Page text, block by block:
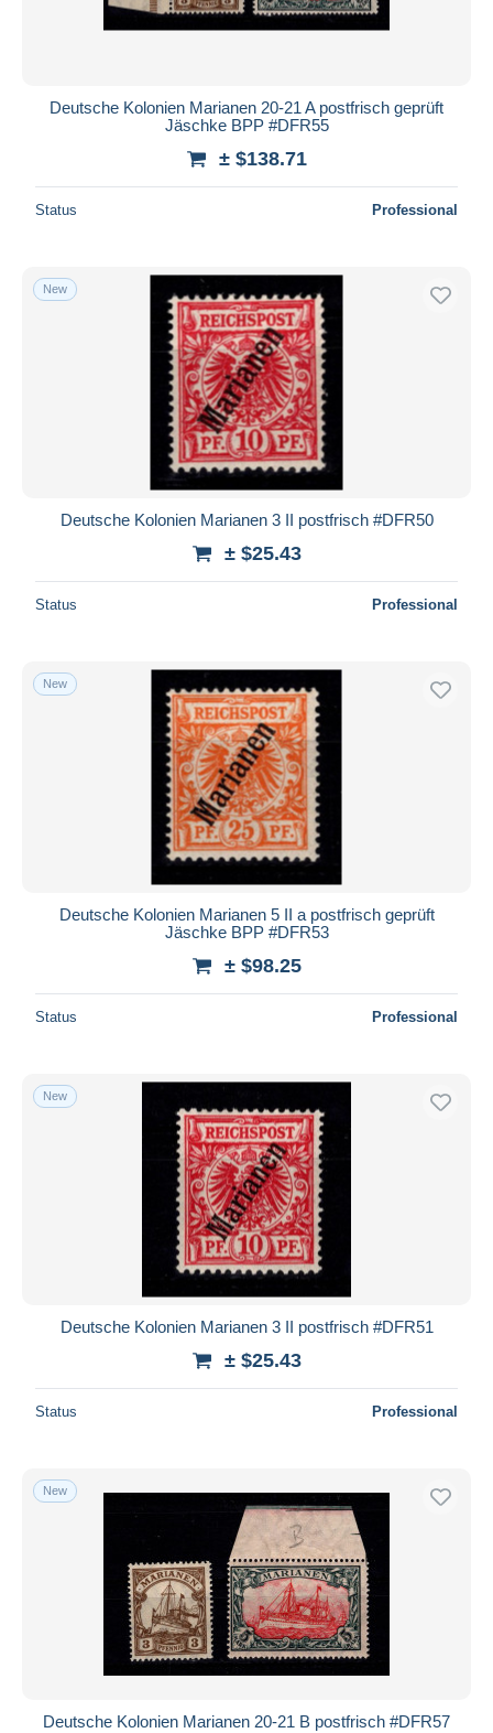
Deutsche Kolonien Marianen 20-21 A postfrisch geprüft
Jäschke BPP #DFR55
± $138.71
Status Professional
New
Deutsche Kolonien Marianen 3 II postfrisch #DFR50
± $25.43
Status Professional
New
Deutsche Kolonien Marianen 5 II a postfrisch geprüft
Jäschke BPP #DFR53
± $98.25
Status Professional
New
Deutsche Kolonien Marianen 3 II postfrisch #DFR51
± $25.43
Status Professional
New
Deutsche Kolonien Marianen 20-21 B postfrisch #DFR57